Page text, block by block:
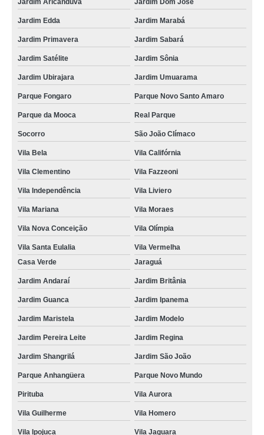
locação de toalha de banho e rosto orçamento Vila Liviero
onde faz aluguel de toalha de banho branca Louveira
valor de locação de toalha de banho grande Jardim Primavera
aluguel toalha grande de banho Caraguatatuba
aluguel toalhas grande de banho Vila Califórnia(Zona Sul)
aluguel de toalha de banho adulto orçamento Jardim Andaraí
locação de toalha de banho grande Vila Carrão
aluguel de toalhas de rosto infantil São Caetano do Sul
locação de toalhas de banho industrial Imirim
valor de aluguel de toalha de banho branca Bela Vista
locação de toalha de banho grossa Capela do Socorro
aluguel de toalhas de rosto infantil Mauá
onde faz locação de toalha de banho grande Vila Guilherme
valor de aluguel de toalha de banho casal Vila Clementino
valor de locação de toalha de banho e rosto Jardim Sônia
locação de toalhas de banho industrial Barueri
valor de aluguel de toalha de banho casal Siciliano
locação de toalha de banho grande orçamento Jardim Regina
onde faz locação de toalha de banho grossa Mogi Mirim
Jardim Aricanduva Jardim Dom José
Jardim Edda Jardim Marabá
Jardim Primavera Jardim Sabará
Jardim Satélite Jardim Sônia
Jardim Ubirajara Jardim Umuarama
Parque Fongaro Parque Novo Santo Amaro
Parque da Mooca Real Parque
Socorro São João Clímaco
Vila Bela Vila Califórnia
Vila Clementino Vila Fazzeoni
Vila Independência Vila Liviero
Vila Mariana Vila Moraes
Vila Nova Conceição Vila Olímpia
Vila Santa Eulalia
Vila Vermelha
Casa Verde
Jaraguá
Jardim Andaraí Jardim Britânia
Jardim Guanca Jardim Ipanema
Jardim Maristela Jardim Modelo
Jardim Pereira Leite Jardim Regina
Jardim Shangrilá Jardim São João
Parque Anhangüera Parque Novo Mundo
Pirituba Vila Aurora
Vila Guilherme Vila Homero
Vila Ipojuca Vila Jaguara